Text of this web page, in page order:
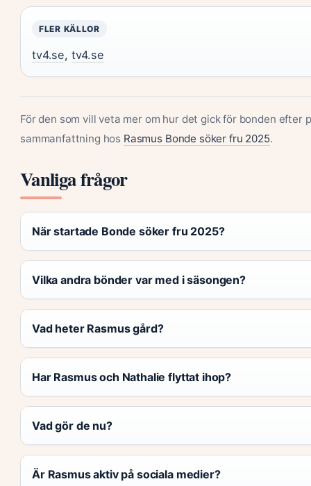
FLER KÄLLOR
tv4.se, tv4.se
För den som vill veta mer om hur det gick för bonden efter
sammanfattning hos Rasmus Bonde söker fru 2025.
Vanliga frågor
När startade Bonde söker fru 2025?
Vilka andra bönder var med i säsongen?
Vad heter Rasmus gård?
Har Rasmus och Nathalie flyttat ihop?
Vad gör de nu?
Är Rasmus aktiv på sociala medier?